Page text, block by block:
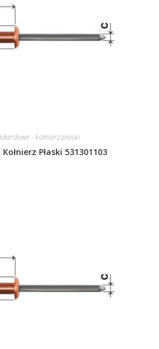
- kołnierz płaski
Płaski 531301103